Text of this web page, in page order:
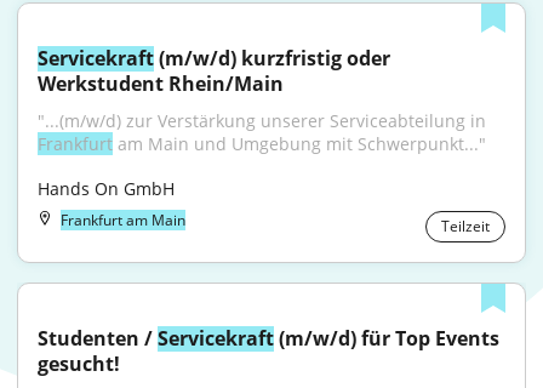
Servicekraft (m/w/d) kurzfristig oder
Werkstudent Rhein/Main
Frankfurt am Main und Umgebung mit Schwerpunkt..."
Hands On GmbH
Frankfurt am Main Teilzeit
Studenten / Servicekraft (m/w/d) für Top Events
gesucht!